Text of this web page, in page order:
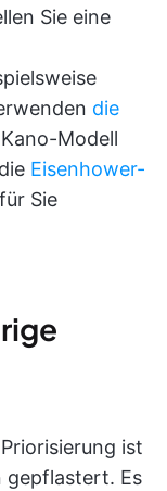
Sie eine
die
Modell
Eisenhower-
Sie
ist
gepflastert. Es